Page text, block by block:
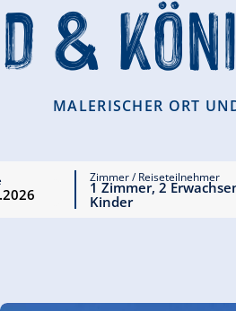
&
MALERISCHER ORT
Zimmer / Reiseteilnehmer
1 Zimmer, 2
Kinder